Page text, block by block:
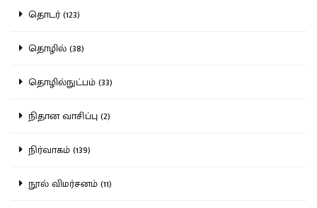
தொடர் (123)
தொழில் (38)
தொழில்நுட்பம் (33)
நிதான வாசிப்பு (2)
நிர்வாகம் (139)
நூல் விமர்சனம் (11)